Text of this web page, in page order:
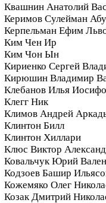
Квашнин Анатолий
Керимов Сулейман
Керпельман Ефим
Ким Чен Ир
Ким Чон Ын
Кириенко Сергей
Кирюшин Владимир
Клебанов Илья
Клегг Ник
Климов Андрей
Клинтон Билл
Клинтон Хиллари
Клюс Виктор
Ковальчук Юрий
Кодзоев Башир
Кожемяко Олег
Козак Дмитрий